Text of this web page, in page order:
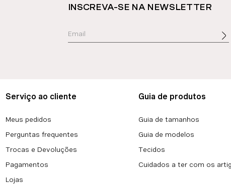
INSCREVA-SE NA NEWSLETTER
Serviço ao cliente
Meus pedidos
Perguntas frequentes
Trocas e Devoluções
Pagamentos
Lojas
Guia de produtos
Guia de tamanhos
Guia de modelos
Tecidos
Cuidados a ter com os